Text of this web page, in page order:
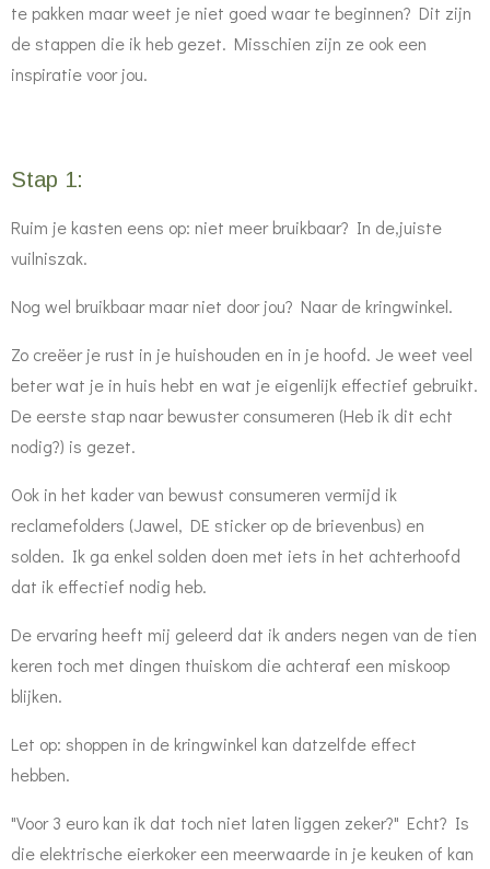
te pakken maar weet je niet goed waar te beginnen? Dit zijn
de stappen die ik heb gezet. Misschien zijn ze ook een
inspiratie voor jou.
Stap 1:
Ruim je kasten eens op: niet meer bruikbaar? In de,juiste
vuilniszak.
Nog wel bruikbaar maar niet door jou? Naar de kringwinkel.
Zo creëer je rust in je huishouden en in je hoofd. Je weet veel
beter wat je in huis hebt en wat je eigenlijk effectief gebruikt.
De eerste stap naar bewuster consumeren (Heb ik dit echt
nodig?) is gezet.
Ook in het kader van bewust consumeren vermijd ik
reclamefolders (Jawel, DE sticker op de brievenbus) en
solden. Ik ga enkel solden doen met iets in het achterhoofd
dat ik effectief nodig heb.
De ervaring heeft mij geleerd dat ik anders negen van de tien
keren toch met dingen thuiskom die achteraf een miskoop
blijken.
Let op: shoppen in de kringwinkel kan datzelfde effect
hebben.
"Voor 3 euro kan ik dat toch niet laten liggen zeker?" Echt? Is
die elektrische eierkoker een meerwaarde in je keuken of kan